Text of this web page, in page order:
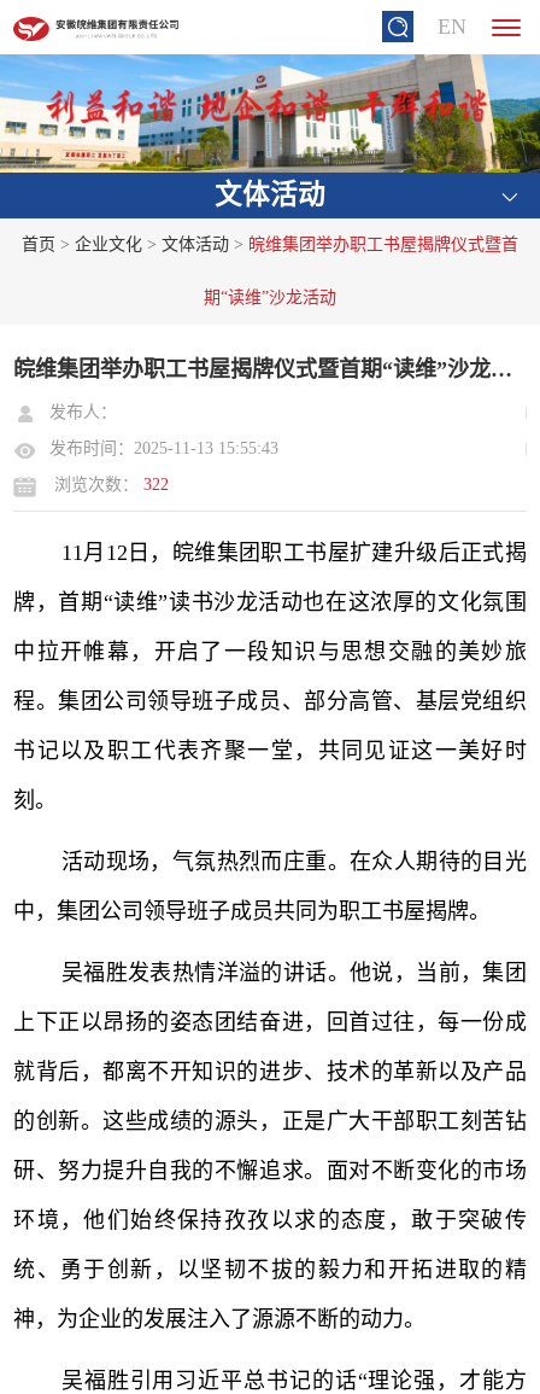
EN
文体活动
首页 > 企业文化 > 文体活动 > 皖维集团举办职工书屋揭牌仪式暨首
期“读维”沙龙活动
皖维集团举办职工书屋揭牌仪式暨首期“读维”沙龙活动
发布人：
发布时间：2025-11-13 15:55:43
浏览次数：
322
11月12日，皖维集团职工书屋扩建升级后正式揭
牌，首期“读维”读书沙龙活动也在这浓厚的文化氛围
中拉开帷幕，开启了一段知识与思想交融的美妙旅
程。集团公司领导班子成员、部分高管、基层党组织
书记以及职工代表齐聚一堂，共同见证这一美好时
刻。
活动现场，气氛热烈而庄重。在众人期待的目光
中，集团公司领导班子成员共同为职工书屋揭牌。
吴福胜发表热情洋溢的讲话。他说，当前，集团
上下正以昂扬的姿态团结奋进，回首过往，每一份成
就背后，都离不开知识的进步、技术的革新以及产品
的创新。这些成绩的源头，正是广大干部职工刻苦钻
研、努力提升自我的不懈追求。面对不断变化的市场
环境，他们始终保持孜孜以求的态度，敢于突破传
统、勇于创新，以坚韧不拔的毅力和开拓进取的精
神，为企业的发展注入了源源不断的动力。
吴福胜引用习近平总书记的话“理论强，才能方